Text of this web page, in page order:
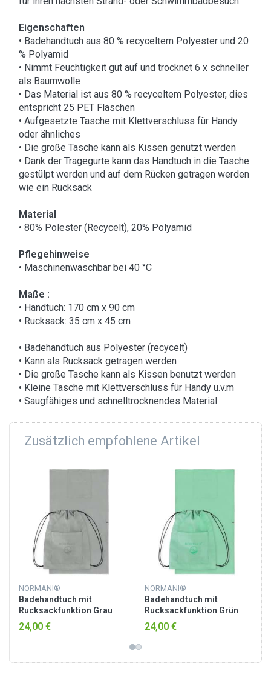
Eigenschaften
• Badehandtuch aus 80 % recyceltem Polyester und 20
% Polyamid
• Nimmt Feuchtigkeit gut auf und trocknet 6 x schneller
als Baumwolle
• Das Material ist aus 80 % recyceltem Polyester, dies
entspricht 25 PET Flaschen
• Aufgesetzte Tasche mit Klettverschluss für Handy
oder ähnliches
• Die große Tasche kann als Kissen genutzt werden
• Dank der Tragegurte kann das Handtuch in die Tasche
gestülpt werden und auf dem Rücken getragen werden
wie ein Rucksack
Material
• 80% Polester (Recycelt), 20% Polyamid
Pflegehinweise
• Maschinenwaschbar bei 40 °C
Maße :
• Handtuch: 170 cm x 90 cm
• Rucksack: 35 cm x 45 cm
• Badehandtuch aus Polyester (recycelt)
• Kann als Rucksack getragen werden
• Die große Tasche kann als Kissen benutzt werden
• Kleine Tasche mit Klettverschluss für Handy u.v.m
• Saugfähiges und schnelltrocknendes Material
Zusätzlich empfohlene Artikel
NORMANI®
Badehandtuch mit
Rucksackfunktion Grau
24,00 €
NORMANI®
Badehandtuch mit
Rucksackfunktion Grün
24,00 €